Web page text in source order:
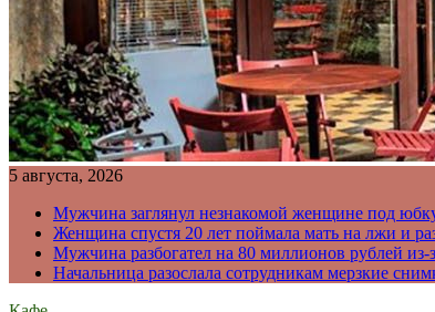
5 августа, 2026
Мужчина заглянул незнакомой женщине под
Женщина спустя 20 лет поймала мать на лжи и
Мужчина разбогател на 80 миллионов рублей
Начальница разослала сотрудникам мерзкие